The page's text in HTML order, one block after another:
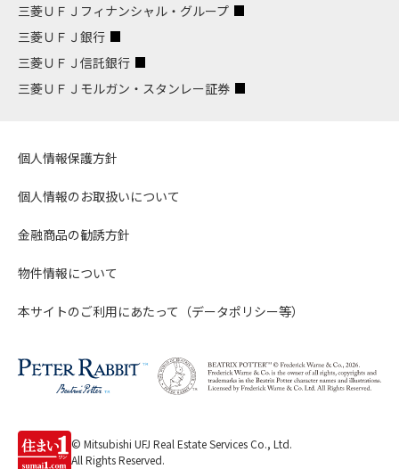
三菱ＵＦＪフィナンシャル・グループ
三菱ＵＦＪ銀行
三菱ＵＦＪ信託銀行
三菱ＵＦＪモルガン・スタンレー証券
個人情報保護方針
個人情報のお取扱いについて
金融商品の勧誘方針
物件情報について
本サイトのご利用にあたって（データポリシー等）
© Mitsubishi UFJ Real Estate Services Co., Ltd.
All Rights Reserved.